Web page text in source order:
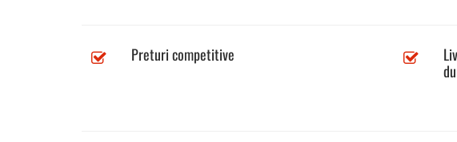
Preturi competitive